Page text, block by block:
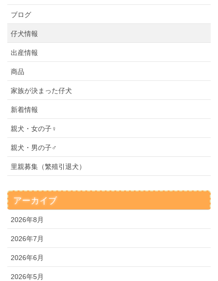
ブログ
仔犬情報
出産情報
商品
家族が決まった仔犬
新着情報
親犬・女の子♀
親犬・男の子♂
里親募集（繁殖引退犬）
アーカイブ
2026年8月
2026年7月
2026年6月
2026年5月